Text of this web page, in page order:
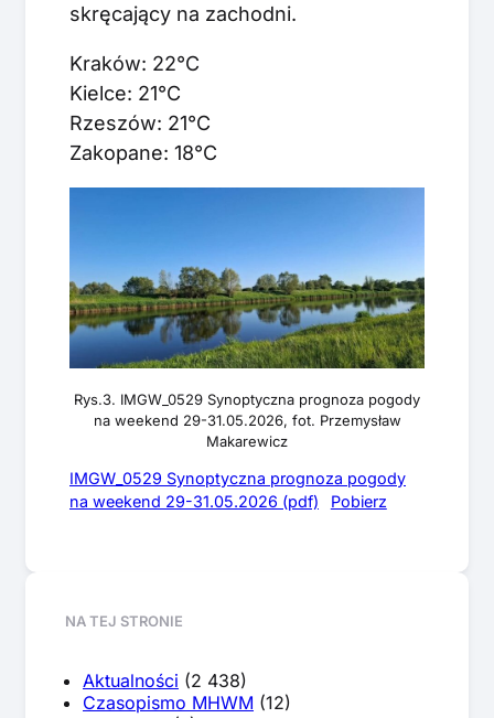
skręcający na zachodni.
Kraków: 22°C
Kielce: 21°C
Rzeszów: 21°C
Zakopane: 18°C
Rys.3. IMGW_0529 Synoptyczna prognoza pogody
na weekend 29-31.05.2026, fot. Przemysław
Makarewicz
IMGW_0529 Synoptyczna prognoza pogody
na weekend 29-31.05.2026 (pdf)
Pobierz
NA TEJ STRONIE
Aktualności (2 438)
Czasopismo MHWM (12)